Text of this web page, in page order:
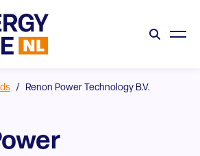
/ Renon Power Technology B.V.